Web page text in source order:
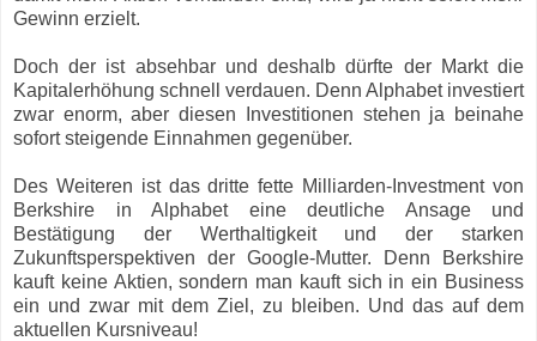
Gewinn erzielt.
Doch der ist absehbar und deshalb dürfte der Markt die
Kapitalerhöhung schnell verdauen. Denn Alphabet investiert
zwar enorm, aber diesen Investitionen stehen ja beinahe
sofort steigende Einnahmen gegenüber.
Des Weiteren ist das dritte fette Milliarden-Investment von
Berkshire in Alphabet eine deutliche Ansage und
Bestätigung der Werthaltigkeit und der starken
Zukunftsperspektiven der Google-Mutter. Denn Berkshire
kauft keine Aktien, sondern man kauft sich in ein Business
ein und zwar mit dem Ziel, zu bleiben. Und das auf dem
aktuellen Kursniveau!